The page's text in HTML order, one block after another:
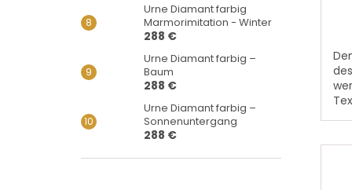
Urne Diamant farbig
Marmorimitation - Winter
288 €
Urne Diamant farbig –
Baum
288 €
Urne Diamant farbig –
Sonnenuntergang
288 €